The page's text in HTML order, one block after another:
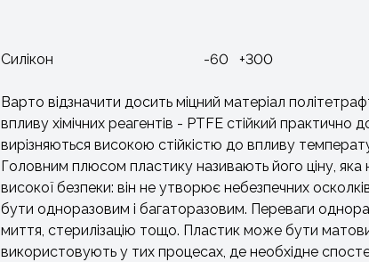
Силікон
-60 +300
Варто відзначити досить міцний матеріал
впливу хімічних реагентів - PTFE стійкий практично
вирізняються високою стійкістю до впливу
Головним плюсом пластику називають його ціну, яка
високої безпеки: він не утворює небезпечних
бути одноразовим і багаторазовим. Переваги
миття, стерилізацію тощо. Пластик може бути
використовують у тих процесах, де необхідне